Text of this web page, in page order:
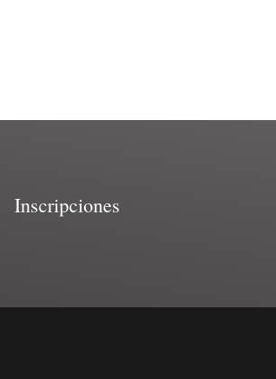
Inscripciones